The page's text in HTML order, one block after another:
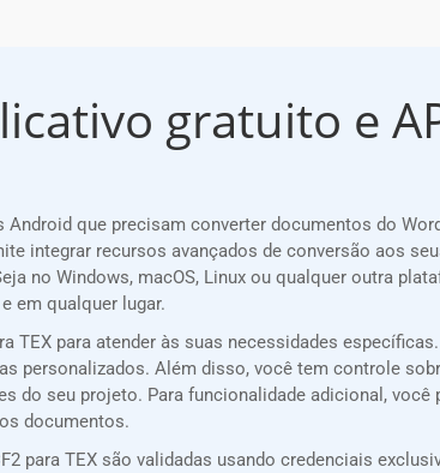
gratuito e
que precisam converter documentos do
integrar recursos avançados de conversão aos
no Windows, macOS, Linux ou qualquer outra
em qualquer lugar.
TEX para atender às suas necessidades
personalizados. Além disso, você tem controle
do seu projeto. Para funcionalidade adicional, você
documentos.
para TEX são validadas usando credenciais